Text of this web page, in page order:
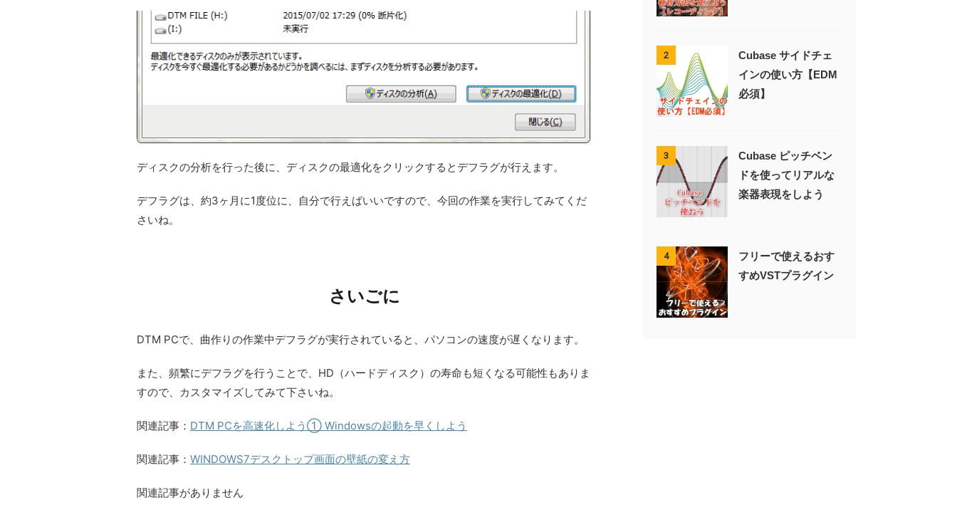
ディスクの分析を行った後に、ディスクの最適化をクリックするとデフラグが行えます。
デフラグは、約3ヶ月に1度位に、自分で行えばいいですので、今回の作業を実行してみてくだ
さいね。
さいごに
DTM PCで、曲作りの作業中デフラグが実行されていると、パソコンの速度が遅くなります。
また、頻繁にデフラグを行うことで、HD（ハードディスク）の寿命も短くなる可能性もありま
すので、カスタマイズしてみて下さいね。
関連記事： DTM PCを高速化しよう① Windowsの起動を早くしよう
関連記事： WINDOWS7デスクトップ画面の壁紙の変え方
関連記事がありません
2
Cubase サイドチェ
インの使い方【EDM
必須】
3
Cubase ピッチベン
ドを使ってリアルな
楽器表現をしよう
4
フリーで使えるおす
すめVSTプラグイン